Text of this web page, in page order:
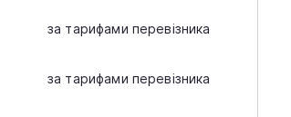
за тарифами перевізника
за тарифами перевізника